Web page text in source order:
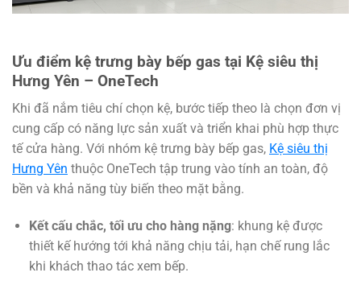
Ưu điểm kệ trưng bày bếp gas tại Kệ siêu thị
Hưng Yên – OneTech
Khi đã nắm tiêu chí chọn kệ, bước tiếp theo là chọn đơn vị
cung cấp có năng lực sản xuất và triển khai phù hợp thực
tế cửa hàng. Với nhóm kệ trưng bày bếp gas, Kệ siêu thị
Hưng Yên thuộc OneTech tập trung vào tính an toàn, độ
bền và khả năng tùy biến theo mặt bằng.
Kết cấu chắc, tối ưu cho hàng nặng: khung kệ được
thiết kế hướng tới khả năng chịu tải, hạn chế rung lắc
khi khách thao tác xem bếp.